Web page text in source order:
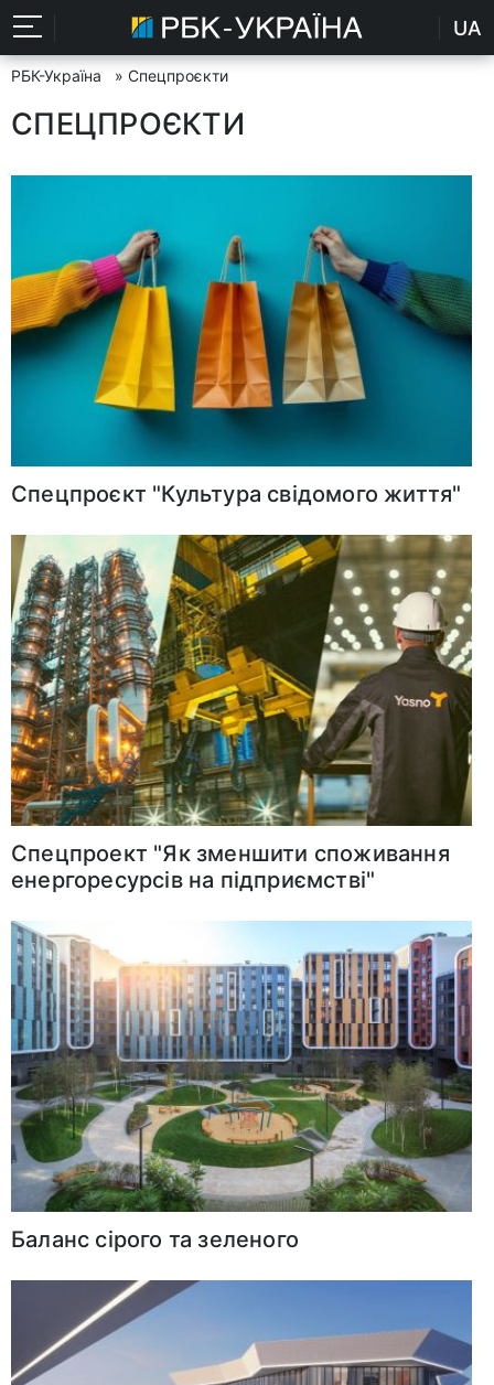
UA
РБК-Україна » Спецпроєкти
СПЕЦПРОЄКТИ
Спецпроєкт "Культура свідомого життя"
Спецпроект "Як зменшити споживання
енергоресурсів на підприємстві"
Баланс сірого та зеленого